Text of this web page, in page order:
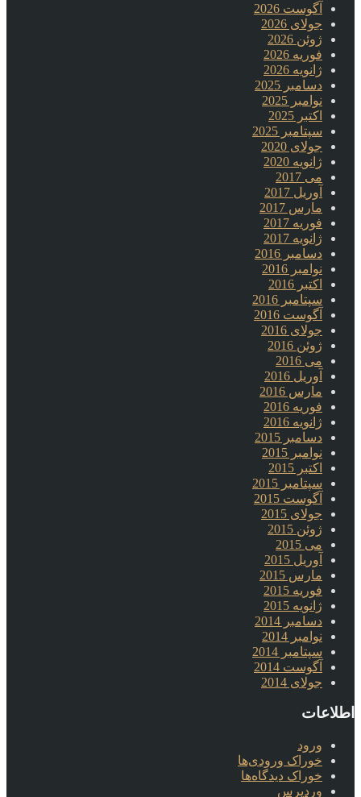
آگوست 2026
جولای 2026
ژوئن 2026
فوریه 2026
ژانویه 2026
دسامبر 2025
نوامبر 2025
اکتبر 2025
سپتامبر 2025
جولای 2020
ژانویه 2020
می 2017
آوریل 2017
مارس 2017
فوریه 2017
ژانویه 2017
دسامبر 2016
نوامبر 2016
اکتبر 2016
سپتامبر 2016
آگوست 2016
جولای 2016
ژوئن 2016
می 2016
آوریل 2016
مارس 2016
فوریه 2016
ژانویه 2016
دسامبر 2015
نوامبر 2015
اکتبر 2015
سپتامبر 2015
آگوست 2015
جولای 2015
ژوئن 2015
می 2015
آوریل 2015
مارس 2015
فوریه 2015
ژانویه 2015
دسامبر 2014
نوامبر 2014
سپتامبر 2014
آگوست 2014
جولای 2014
اطلاعات
ورود
خوراک ورودی‌ها
خوراک دیدگاه‌ها
وردپرس